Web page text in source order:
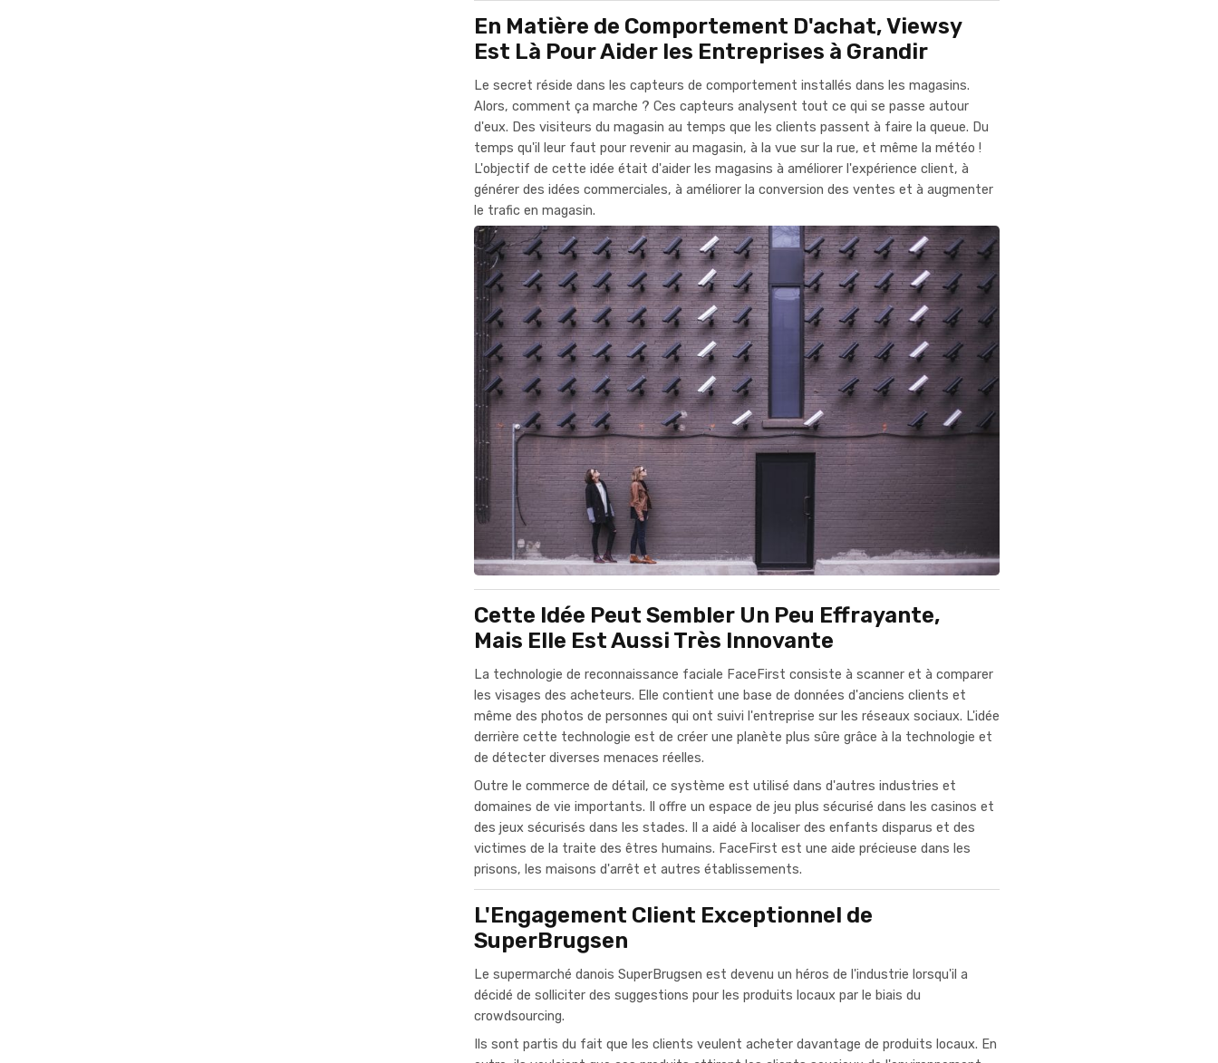
En Matière de Comportement D'achat, Viewsy
Est Là Pour Aider les Entreprises à Grandir
Le secret réside dans les capteurs de comportement installés dans les magasins.
Alors, comment ça marche ? Ces capteurs analysent tout ce qui se passe autour
d'eux. Des visiteurs du magasin au temps que les clients passent à faire la queue. Du
temps qu'il leur faut pour revenir au magasin, à la vue sur la rue, et même la météo !
L'objectif de cette idée était d'aider les magasins à améliorer l'expérience client, à
générer des idées commerciales, à améliorer la conversion des ventes et à augmenter
le trafic en magasin.
Cette Idée Peut Sembler Un Peu Effrayante,
Mais Elle Est Aussi Très Innovante
La technologie de reconnaissance faciale FaceFirst consiste à scanner et à comparer
les visages des acheteurs. Elle contient une base de données d'anciens clients et
même des photos de personnes qui ont suivi l'entreprise sur les réseaux sociaux. L'idée
derrière cette technologie est de créer une planète plus sûre grâce à la technologie et
de détecter diverses menaces réelles.
Outre le commerce de détail, ce système est utilisé dans d'autres industries et
domaines de vie importants. Il offre un espace de jeu plus sécurisé dans les casinos et
des jeux sécurisés dans les stades. Il a aidé à localiser des enfants disparus et des
victimes de la traite des êtres humains. FaceFirst est une aide précieuse dans les
prisons, les maisons d'arrêt et autres établissements.
L'Engagement Client Exceptionnel de
SuperBrugsen
Le supermarché danois SuperBrugsen est devenu un héros de l'industrie lorsqu'il a
décidé de solliciter des suggestions pour les produits locaux par le biais du
crowdsourcing.
Ils sont partis du fait que les clients veulent acheter davantage de produits locaux. En